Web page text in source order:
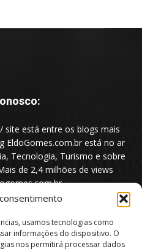
usamos tecnologias como
informações do dispositivo. O
nos permitirá processar dados
site está entre os blogs mais
EldoGomes.com.br está no ar
Tecnologia, Turismo e sobre
de 2,4 milhões de views